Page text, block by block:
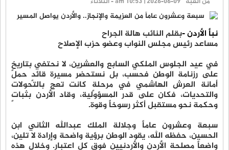
نبأ الأردن -بقلم النائب هالة الجراح
مساعد رئيس مجلس النواب وعضو حزب الإصلاح
في عيد الجلوس الملكي السابع والعشرين، لا نحتفي بتاريخٍ
على رزنامة الوطن فحسب، بل نستحضر مسيرة قائدٍ حمل
أمانة العرش الهاشمي في مرحلةٍ كانت تعج بالتحولات
والتحديات، فكان على قدر المسؤولية، وقاد الأردن بثباتٍ
وحكمة نحو مستقبل أكثر رسوخاً وقوة.
سبعة وعشرون عاماً وجلالة الملك عبدالله الثاني ابن
الحسين، حفظه الله، يقود الوطن برؤية واضحة وإرادة لا تلين،
واضعاً مصلحة الأردن والأردنيين فوق كل اعتبار. وخلال هذه